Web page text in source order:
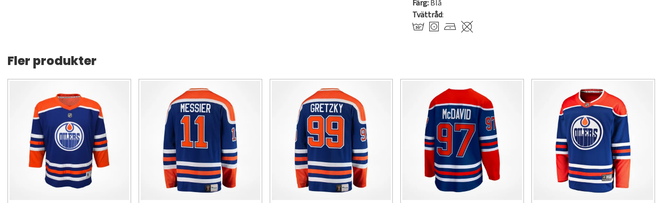
Färg:Blå
Tvättråd:
Fler produkter